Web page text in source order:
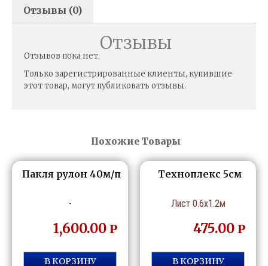
Похожие Товары
Пакля рулон 40м/п
-
1,600.00 Р
В КОРЗИНУ
Техноплекс 5см
Лист 0.6х1.2м
475.00 Р
В КОРЗИНУ
Отзывы (0)
Отзывы
Отзывов пока нет.
Только зарегистрированные клиенты, купившие
этот товар, могут публиковать отзывы.